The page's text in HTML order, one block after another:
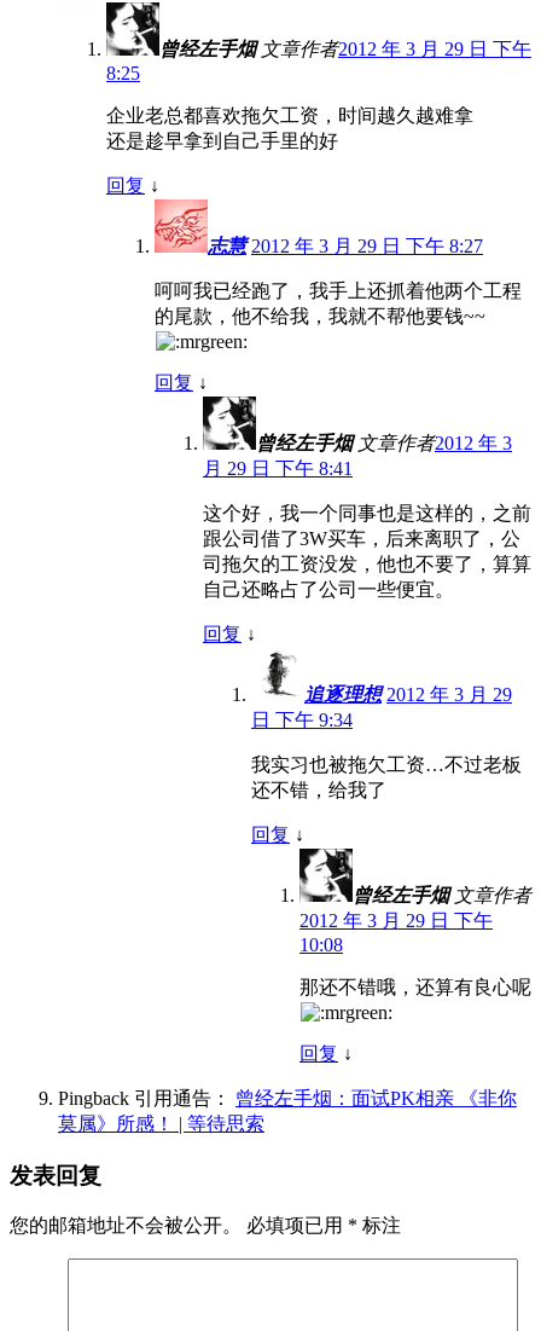
曾经左手烟 文章作者2012 年 3 月 29 日 下午
8:25
企业老总都喜欢拖欠工资，时间越久越难拿
还是趁早拿到自己手里的好
回复 ↓
志慧 2012 年 3 月 29 日 下午 8:27
呵呵我已经跑了，我手上还抓着他两个工程
的尾款，他不给我，我就不帮他要钱~~
回复 ↓
曾经左手烟 文章作者2012 年 3
月 29 日 下午 8:41
这个好，我一个同事也是这样的，之前
跟公司借了3W买车，后来离职了，公
司拖欠的工资没发，他也不要了，算算
自己还略占了公司一些便宜。
回复 ↓
追逐理想 2012 年 3 月 29
日 下午 9:34
我实习也被拖欠工资…不过老板
还不错，给我了
回复 ↓
曾经左手烟 文章作者
2012 年 3 月 29 日 下午
10:08
那还不错哦，还算有良心呢
回复 ↓
Pingback 引用通告： 曾经左手烟：面试PK相亲 《非你
莫属》所感！ | 等待思索
发表回复
您的邮箱地址不会被公开。 必填项已用 * 标注